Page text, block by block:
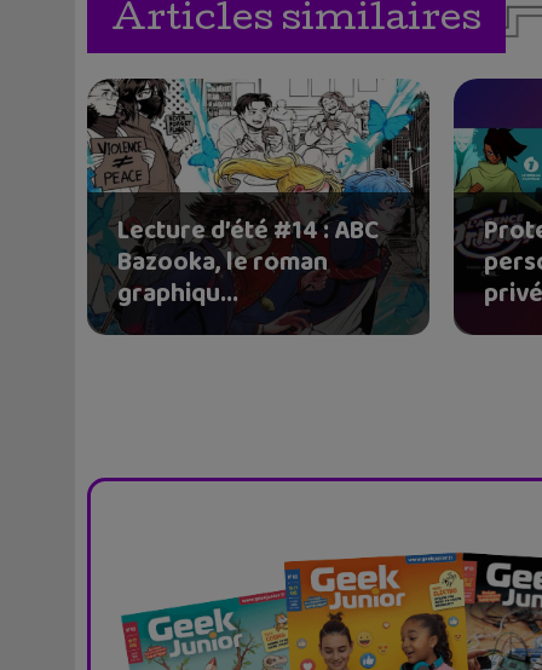
Articles similaires
Lecture d’été #14 : ABC
Bazooka, le roman
graphiqu...